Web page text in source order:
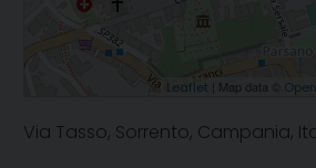
Leaflet | Map data ©
Via Tasso, Sorrento, Campania,